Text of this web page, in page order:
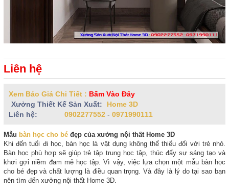
Liên hệ
Xem Báo Giá Chi Tiết : Bấm Vào Đây
Xưởng Thiết Kế Sản Xuất:
Home 3D
Liên hệ:
0902277552 - 0971990111
Mẫu bàn học cho bé đẹp của xưởng nội thất Home 3D
Khi đến tuổi đi học, bàn học là vật dụng không thể thiếu đối với trẻ nhỏ.
Bàn học phù hợp sẽ giúp trẻ tập trung học tập, thúc đẩy sự sáng tạo và
khơi gợi niềm đam mê học tập. Vì vậy, việc lựa chọn một mẫu bàn học
cho bé đẹp và chất lượng là điều quan trọng. Và đây là lý do tại sao bạn
nên tìm đến xưởng nội thất Home 3D.